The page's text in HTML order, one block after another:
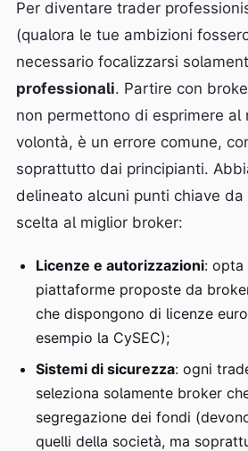
Per diventare trader
(qualora le tue ambizioni
necessario focalizzarsi
professionali. Partire con
non permettono di esprimere al
volontà, è un errore comune,
soprattutto dai principianti.
delineato alcuni punti chiave da
scelta al miglior broker:
Licenze e autorizzazioni: opta
piattaforme proposte da
che dispongono di licenze
esempio la CySEC);
Sistemi di sicurezza: ogni
seleziona solamente broker
segregazione dei fondi
quelli della società, ma